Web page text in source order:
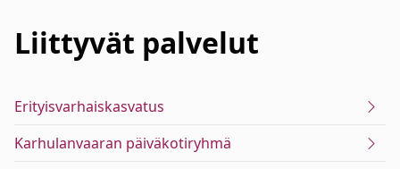
Liittyvät palvelut
Erityisvarhaiskasvatus
Karhulanvaaran päiväkotiryhmä